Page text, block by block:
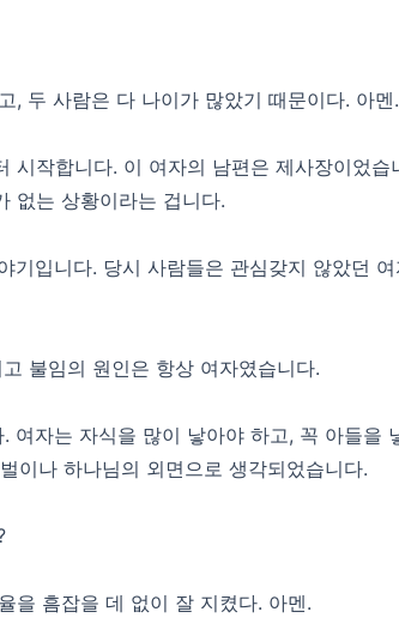
, 두 사람은 다 나이가 많았기 때문이다. 아멘.
작합니다. 이 여자의 남편은 제사장이었습
없는 상황이라는 겁니다.
입니다. 당시 사람들은 관심갖지 않았던
불임의 원인은 항상 여자였습니다.
자는 자식을 많이 낳아야 하고, 꼭 아들을
이나 하나님의 외면으로 생각되었습니다.
을 흠잡을 데 없이 잘 지켰다. 아멘.